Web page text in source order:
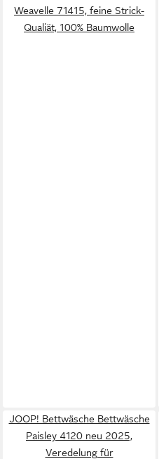
Weavelle 71415, feine Strick-
Qualiät, 100% Baumwolle
JOOP! Bettwäsche Bettwäsche
Paisley 4120 neu 2025,
Veredelung für